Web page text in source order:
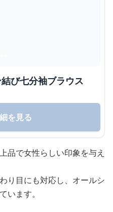
び七分袖ブラウス
を見る
品で女性らしい印象を与え
り目にも対応し、オールシ
います。